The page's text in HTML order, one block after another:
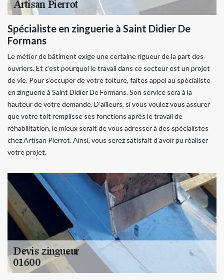
Spécialiste en zinguerie à Saint Didier De
Formans
Le métier de bâtiment exige une certaine rigueur de la part des
ouvriers. Et c’est pourquoi le travail dans ce secteur est un projet
de vie. Pour s’occuper de votre toiture, faites appel au spécialiste
en zinguerie à Saint Didier De Formans. Son service sera à la
hauteur de votre demande. D’ailleurs, si vous voulez vous assurer
que votre toit remplisse ses fonctions après le travail de
réhabilitation, le mieux serait de vous adresser à des spécialistes
chez Artisan Pierrot. Ainsi, vous serez satisfait d’avoir pu réaliser
votre projet.